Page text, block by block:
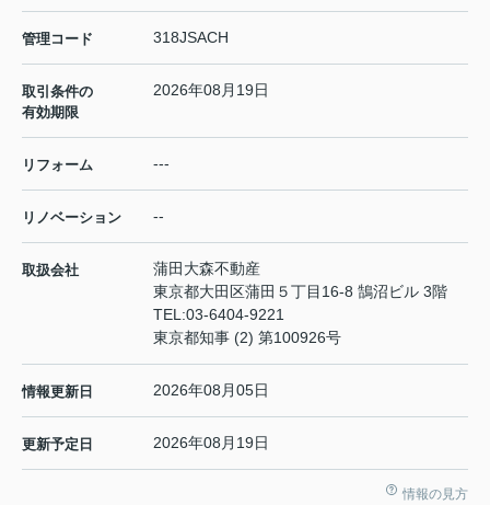
管理コード 318JSACH
取引条件の
有効期限
2026年08月19日
リフォーム ---
リノベーション --
取扱会社
蒲田大森不動産
東京都大田区蒲田５丁目16-8 鵠沼ビル 3階
TEL:03-6404-9221
東京都知事 (2) 第100926号
情報更新日 2026年08月05日
更新予定日 2026年08月19日
情報の見方